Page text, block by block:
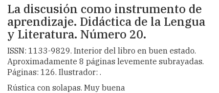
La discusión como instrumento de
aprendizaje. Didáctica de la Lengua
y Literatura. Número 20.
ISSN: 1133-9829. Interior del libro en buen estado.
Aproximadamente 8 páginas levemente subrayadas.
Páginas: 126. Ilustrador: .
Rústica con solapas. Muy buena